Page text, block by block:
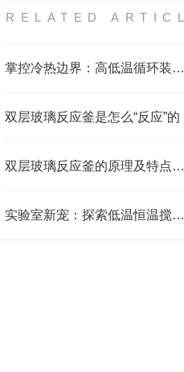
RELATED
掌控冷热边界：高低温循环装置，精密工业的“温控心脏”
双层玻璃反应釜是怎么“反应”的
双层玻璃反应釜的原理及特点介绍
实验室新宠：探索低温恒温搅拌反应浴的独特优势